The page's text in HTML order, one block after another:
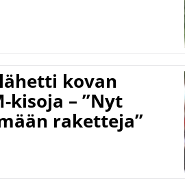
kovan
kisoja – ”Nyt
raketteja”